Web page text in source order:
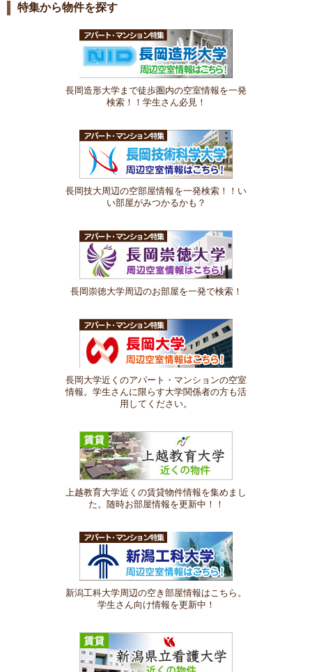
特集から物件を探す
長岡造形大学まで徒歩圏内の空室情報を一発
検索！！学生さん必見！
長岡技大周辺の空部屋情報を一発検索！！い
い部屋がみつかるかも？
長岡崇徳大学周辺のお部屋を一発で検索！
長岡大学近くのアパート・マンションの空室
情報。学生さんに限らす大学関係者の方も活
用してください。
上越教育大学近くの賃貸物件情報を集めまし
た。随時お部屋情報を更新中！！
新潟工科大学周辺の空き部屋情報はこちら。
学生さん向け情報を更新中！